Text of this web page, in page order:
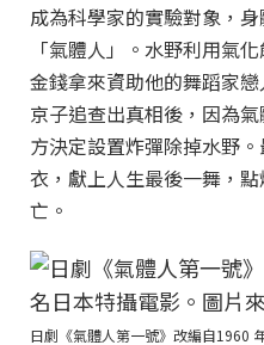
成為科學家的實驗對象，
「氣體人」。水野利用氣
金錢拿來資助他的舞蹈家
京子追查出真相後，因為
方決定設置炸彈除掉水野
衣，獻上人生最後一舞，
亡。
日劇《氣體人第一號》改編自1960